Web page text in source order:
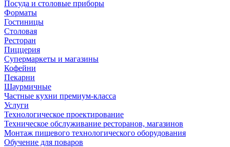
Посуда и столовые приборы
Форматы
Гостиницы
Столовая
Ресторан
Пиццерия
Супермаркеты и магазины
Кофейни
Пекарни
Шаурмичные
Частные кухни премиум-класса
Услуги
Технологическое проектирование
Техническое обслуживание ресторанов, магазинов
Монтаж пищевого технологического оборудования
Обучение для поваров